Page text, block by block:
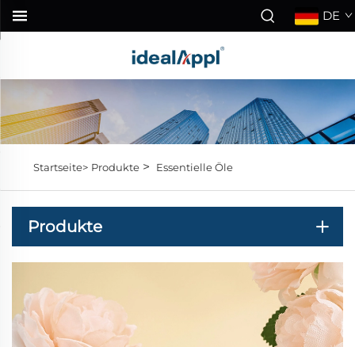
DE
Startseite> Produkte> Essentielle Öle
Produkte